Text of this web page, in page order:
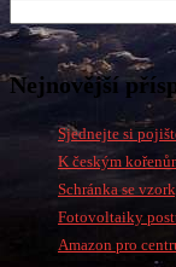
Nejnovější
Sjednejte si
K českým
Schránka se
Fotovoltaiky
Amazon pro